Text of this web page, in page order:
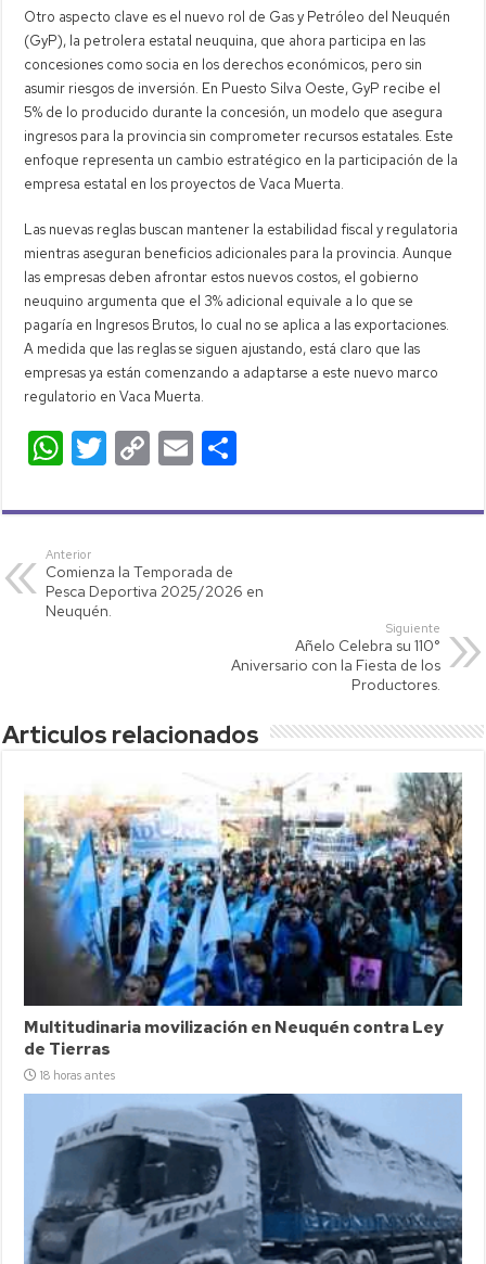
Otro aspecto clave es el nuevo rol de Gas y Petróleo del Neuquén
(GyP), la petrolera estatal neuquina, que ahora participa en las
concesiones como socia en los derechos económicos, pero sin
asumir riesgos de inversión. En Puesto Silva Oeste, GyP recibe el
5% de lo producido durante la concesión, un modelo que asegura
ingresos para la provincia sin comprometer recursos estatales. Este
enfoque representa un cambio estratégico en la participación de la
empresa estatal en los proyectos de Vaca Muerta.
Las nuevas reglas buscan mantener la estabilidad fiscal y regulatoria
mientras aseguran beneficios adicionales para la provincia. Aunque
las empresas deben afrontar estos nuevos costos, el gobierno
neuquino argumenta que el 3% adicional equivale a lo que se
pagaría en Ingresos Brutos, lo cual no se aplica a las exportaciones.
A medida que las reglas se siguen ajustando, está claro que las
empresas ya están comenzando a adaptarse a este nuevo marco
regulatorio en Vaca Muerta.
W
at
s
A
p
T
tt
C
p
Li
E
ail m
ar
Anterior
Comienza la Temporada de
Pesca Deportiva 2025/2026 en
Neuquén.
Siguiente
Añelo Celebra su 110°
Aniversario con la Fiesta de los
Productores.
Articulos relacionados
Multitudinaria movilización en Neuquén contra Ley
de Tierras
18 horas antes